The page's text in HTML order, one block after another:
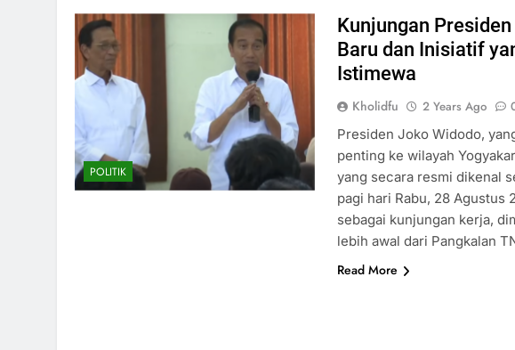
POLITIK
Kunjungan
Baru dan Inisiatif
Istimewa
Kholidfu 2 Years Ago
Presiden Joko Widodo,
penting ke wilayah
yang secara resmi dikenal
pagi hari Rabu, 28 Agustus
sebagai kunjungan kerja,
lebih awal dari Pangkalan
Read More